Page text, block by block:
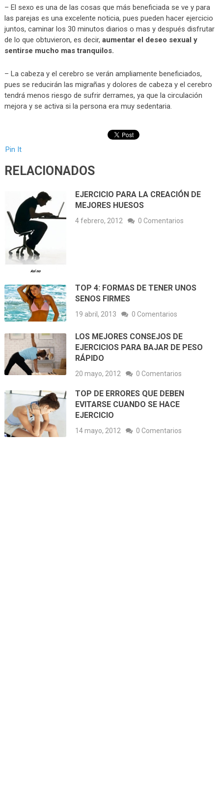
– El sexo es una de las cosas que más beneficiada se ve y para
las parejas es una excelente noticia, pues pueden hacer ejercicio
juntos, caminar los 30 minutos diarios o mas y después disfrutar
de lo que obtuvieron, es decir, aumentar el deseo sexual y
sentirse mucho mas tranquilos.
– La cabeza y el cerebro se verán ampliamente beneficiados,
pues se reducirán las migrañas y dolores de cabeza y el cerebro
tendrá menos riesgo de sufrir derrames, ya que la circulación
mejora y se activa si la persona era muy sedentaria.
Pin It
RELACIONADOS
EJERCICIO PARA LA CREACIÓN DE
MEJORES HUESOS
4 febrero, 2012 0 Comentarios
TOP 4: FORMAS DE TENER UNOS
SENOS FIRMES
19 abril, 2013 0 Comentarios
LOS MEJORES CONSEJOS DE
EJERCICIOS PARA BAJAR DE PESO
RÁPIDO
20 mayo, 2012 0 Comentarios
TOP DE ERRORES QUE DEBEN
EVITARSE CUANDO SE HACE
EJERCICIO
14 mayo, 2012 0 Comentarios